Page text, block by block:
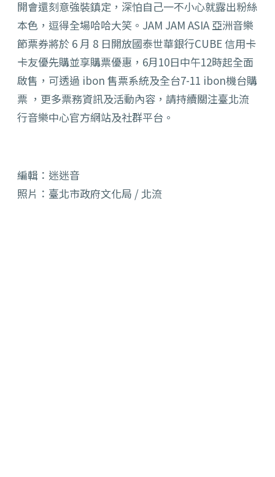
開會還刻意強裝鎮定，深怕自己一不小心就露出粉絲
本色，逗得全場哈哈大笑。JAM JAM ASIA 亞洲音樂
節票券將於 6 月 8 日開放國泰世華銀行CUBE 信用卡
卡友優先購並享購票優惠，6月10日中午12時起全面
啟售，可透過 ibon 售票系統及全台7-11 ibon機台購
票 ，更多票務資訊及活動內容，請持續關注臺北流
行音樂中心官方網站及社群平台。
編輯：迷迷音
照片：臺北市政府文化局 / 北流